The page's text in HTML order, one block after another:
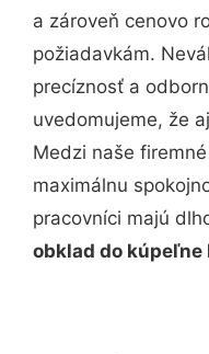
a zároveň cenovo
požiadavkám.
precíznosť a
uvedomujeme, že
Medzi naše
maximálnu
pracovníci majú
obklad do